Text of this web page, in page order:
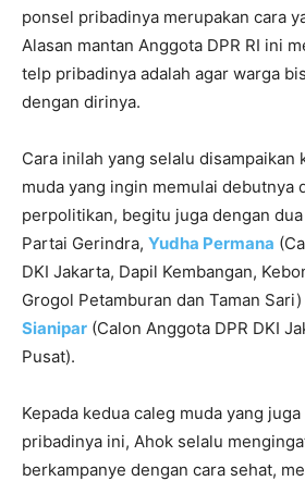
ponsel pribadinya merupakan cara
Alasan mantan Anggota DPR RI ini
telp pribadinya adalah agar warga
dengan dirinya.
Cara inilah yang selalu disampaikan
muda yang ingin memulai debutnya
perpolitikan, begitu juga dengan
Partai Gerindra, Yudha Permana
DKI Jakarta, Dapil Kembangan,
Grogol Petamburan dan Taman Sari)
Sianipar (Calon Anggota DPR DKI
Pusat).
Kepada kedua caleg muda yang
pribadinya ini, Ahok selalu
berkampanye dengan cara sehat,